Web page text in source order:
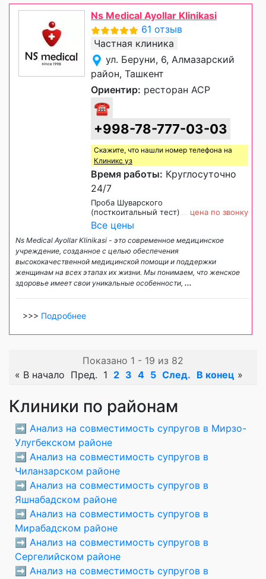
Ns Medical Ayollar Klinikasi
61 отзыв
Частная клиника
ул. Беруни, 6, Алмазарский
район, Ташкент
Ориентир: ресторан АСР
☎
+998-78-777-03-03
Скажите, что нашли номер телефона на
Клиникс уз
Время работы: Круглосуточно
24/7
Проба Шуварского
(посткоитальный тест)
цена по звонку
Все цены
Ns Medical Ayollar Klinikasi - это современное медицинское
учреждение, созданное с целью обеспечения
высококачественной медицинской помощи и поддержки
женщинам на всех этапах их жизни. Мы понимаем, что женское
здоровье имеет свои уникальные особенности, ...
>>> Подробнее
Показано 1 - 19 из 82
« В начало Пред. 1 2 3 4 5 След. В конец »
Клиники по районам
➡️ Анализ на совместимость супругов в Мирзо-
Улугбекском районе
➡️ Анализ на совместимость супругов в
Чиланзарском районе
➡️ Анализ на совместимость супругов в
Яшнабадском районе
➡️ Анализ на совместимость супругов в
Мирабадском районе
➡️ Анализ на совместимость супругов в
Сергелийском районе
➡️ Анализ на совместимость супругов в